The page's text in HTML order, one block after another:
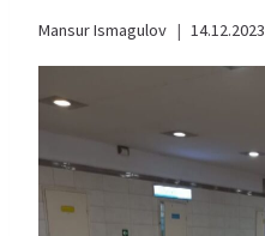
Mansur Ismagulov 14.12.2023